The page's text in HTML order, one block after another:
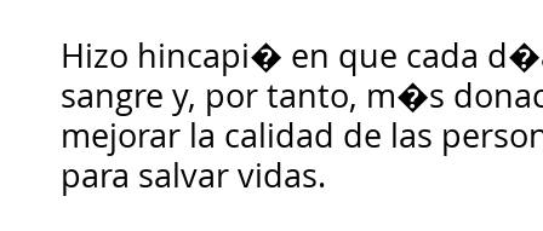
Hizo hincapi� en que cada
sangre y, por tanto, m�s
mejorar la calidad de las
para salvar vidas.